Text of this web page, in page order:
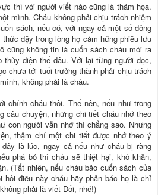
thì với người viết nào cũng là thảm họa.
mình. Cháu không phải chịu trách nhiệm
sách, nếu có, với ngay cả một số đông
dậy trong lòng họ cảm hứng phiêu lưu
cũng không tin là cuốn sách cháu mới ra
thủy điện thế đâu. Với lại từng người đọc,
chưa tới tuổi trưởng thành phải chịu trách
không phải là cháu.
chính cháu thôi. Thế nên, nếu như trong
câu chuyện, những chi tiết cháu nhớ theo
con người vẫn nhớ thì chẳng sao. Nhưng
thậm chí một chi tiết được nhớ theo ý
là lúc, ngay cả nếu như cháu bị ràng
phá bỏ thì cháu sẽ thiệt hại, khó khăn,
(Tất nhiên, nếu cháu bảo cuốn sách của
điều này cháu hãy phản bác họ là chỉ
phải là viết Dối, nhé!)